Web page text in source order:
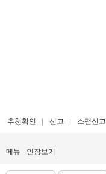
추천확인 신고 스팸신고
메뉴 인장보기